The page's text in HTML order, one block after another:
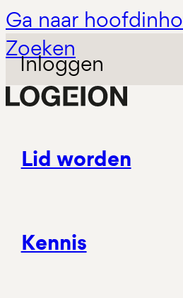
Ga naar
Zoeken
Inloggen
Lid worden
Kennis